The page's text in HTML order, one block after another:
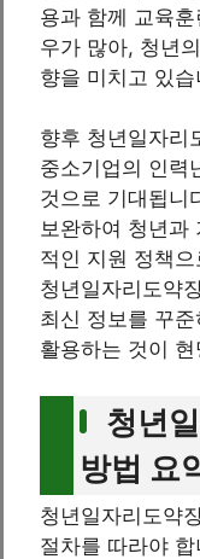
용과 함께 교육
우가 많아, 청년
향을 미치고 있습
향후 청년일자리
중소기업의 인력
것으로 기대됩니
보완하여 청년과
적인 지원 정책
청년일자리도약
최신 정보를 꾸
활용하는 것이
청년
방법 요
청년일자리도약
절차를 따라야 합